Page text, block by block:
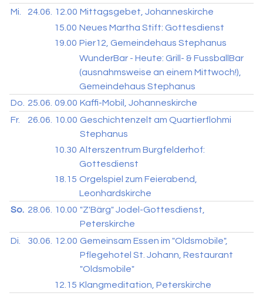
Mi.
24.06. 12.00 Mittagsgebet, Johanneskirche
15.00 Neues Martha Stift: Gottesdienst
19.00 Pier12, Gemeindehaus Stephanus
WunderBar - Heute: Grill- & FussballBar
(ausnahmsweise an einem Mittwoch!),
Gemeindehaus Stephanus
Do.
25.06. 09.00 Kaffi-Mobil, Johanneskirche
Fr.
26.06. 10.00 Geschichtenzelt am Quartierflohmi
Stephanus
10.30 Alterszentrum Burgfelderhof:
Gottesdienst
18.15 Orgelspiel zum Feierabend,
Leonhardskirche
So. 28.06. 10.00 "Z'Bärg" Jodel-Gottesdienst,
Peterskirche
Di.
30.06. 12.00 Gemeinsam Essen im "Oldsmobile",
Pflegehotel St. Johann, Restaurant
"Oldsmobile"
12.15 Klangmeditation, Peterskirche